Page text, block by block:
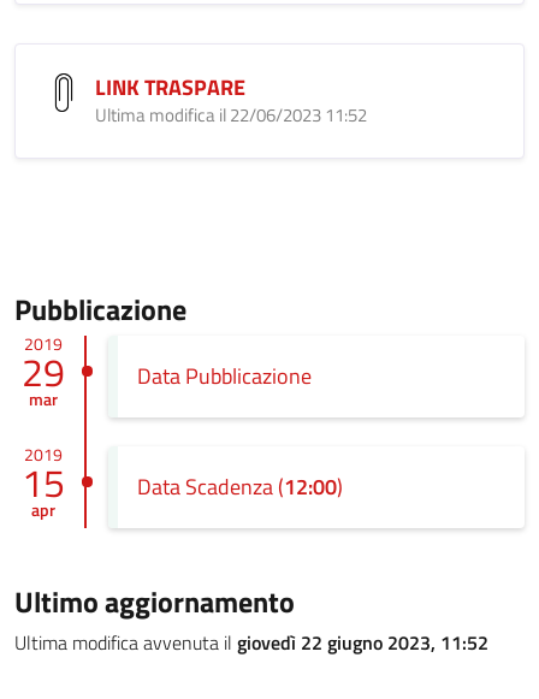
LINK TRASPARE
Ultima modifica il 22/06/2023 11:52
Pubblicazione
2019
29
mar
Data Pubblicazione
2019
15
apr
Data Scadenza (12:00)
Ultimo aggiornamento
Ultima modifica avvenuta il giovedì 22 giugno 2023, 11:52